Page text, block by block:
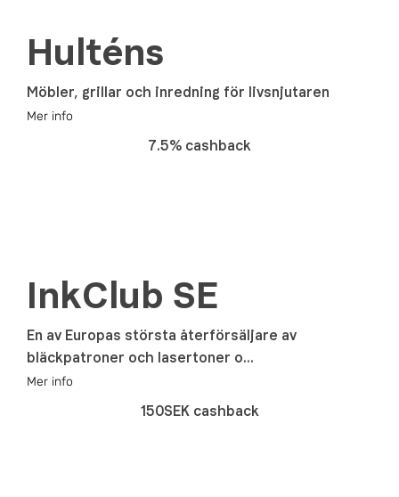
Hulténs
Möbler, grillar och inredning för livsnjutaren
Mer info
7.5% cashback
InkClub SE
En av Europas största återförsäljare av
bläckpatroner och lasertoner o...
Mer info
150SEK cashback